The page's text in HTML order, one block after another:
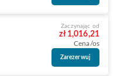
Zaczynając od
zł 1,016,21
Cena/os
Zarezerwuj